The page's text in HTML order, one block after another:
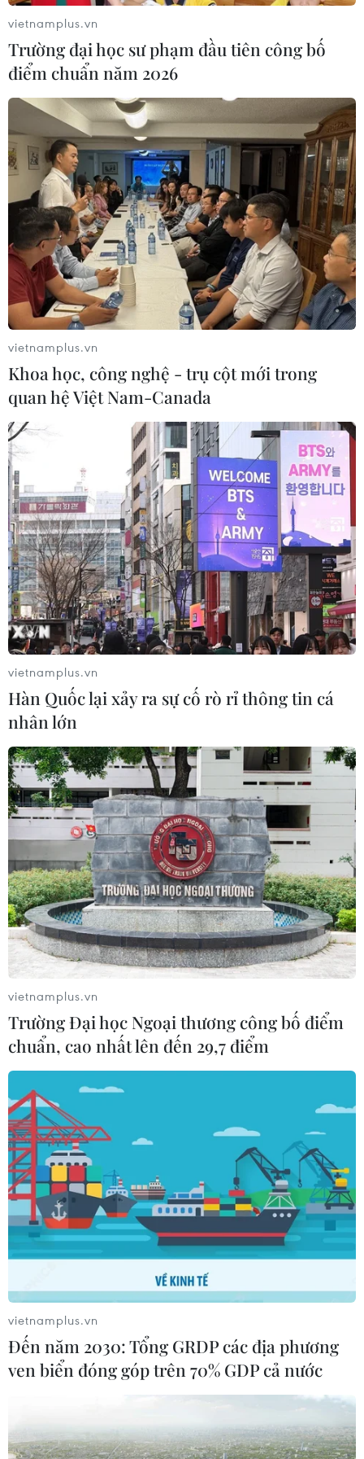
#Hàn Quốc #Nhà hàng Việt
#Ẩm thực Việt Nam
#Chuỗi nhà hàng Alagi
Hàn Quốc
Theo dõi VietnamPlus
TIN LIÊN QUAN
4 nhà hàng Việt lọt top 100 nhà hàng nấu
19/01/2017 23:38
Tổ chức Yelp Reviews Canada vừa công bố danh sách
100 nhà hàng nấu ăn ngon nhất Canada, trong đó có 4
nhà hàng Việt Nam nằm trong danh sách này.
24 nhà hàng Việt Nam tham dự Ngày hội
ẩm thực Pháp 2017
14/03/2017 09:02
Ngày hội ẩm thực Pháp 2017 là sự kết nối giữa học sinh,
sinh viên các trường phổ thông, đại học trên toàn thế
giới.
vietnamplus.vn
Trường đại học sư phạm đầu tiên công bố
điểm chuẩn năm 2026
vietnamplus.vn
Khoa học, công nghệ - trụ cột mới trong
quan hệ Việt Nam-Canada
vietnamplus.vn
Hàn Quốc lại xảy ra sự cố rò rỉ thông tin cá
nhân lớn
vietnamplus.vn
Trường Đại học Ngoại thương công bố điểm
chuẩn, cao nhất lên đến 29,7 điểm
vietnamplus.vn
Đến năm 2030: Tổng GRDP các địa phương
ven biển đóng góp trên 70% GDP cả nước